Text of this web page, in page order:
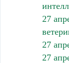
27
27
27